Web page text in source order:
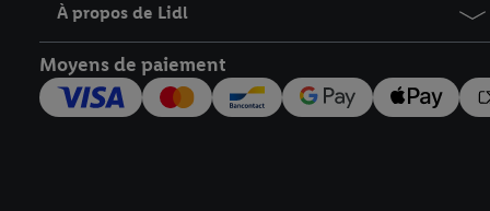
À propos de Lidl
Moyens de paiement